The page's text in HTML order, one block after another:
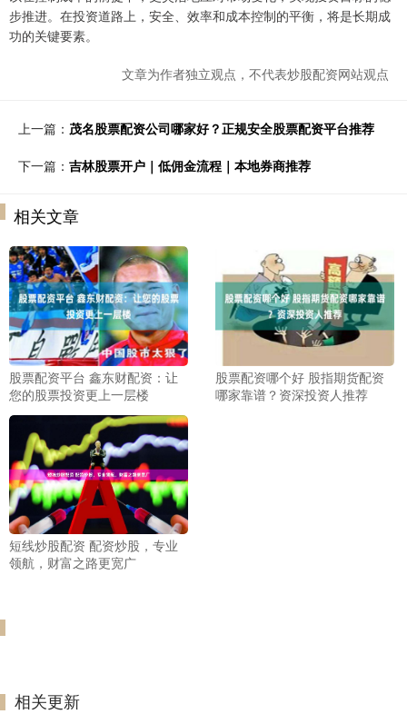
步推进。在投资道路上，安全、效率和成本控制的平衡，将是长期成
功的关键要素。
文章为作者独立观点，不代表炒股配资网站观点
上一篇： 茂名股票配资公司哪家好？正规安全股票配资平台推荐
下一篇： 吉林股票开户｜低佣金流程｜本地券商推荐
相关文章
股票配资平台 鑫东财配资：让
您的股票投资更上一层楼
股票配资哪个好 股指期货配资
哪家靠谱？资深投资人推荐
短线炒股配资 配资炒股，专业
领航，财富之路更宽广
相关更新